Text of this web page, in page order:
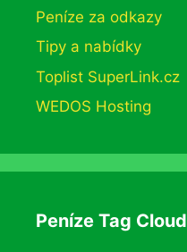
Peníze za odkazy
Tipy a nabídky
Toplist SuperLink.cz
WEDOS Hosting
Peníze Tag Cloud